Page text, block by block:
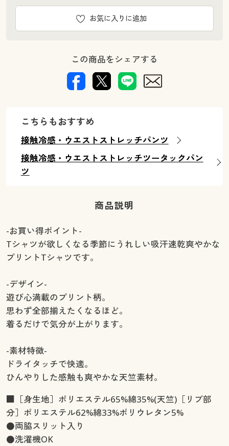
お気に入りに追加
この商品をシェアする
こちらもおすすめ
接触冷感・ウエストストレッチパンツ
接触冷感・ウエストストレッチツータックパン
ツ
商品説明
-お買い得ポイント-
Tシャツが欲しくなる季節にうれしい吸汗速乾爽やかな
プリントTシャツです。
-デザイン-
遊び心満載のプリント柄。
思わず全部揃えたくなるほど。
着るだけで気分が上がります。
-素材特徴-
ドライタッチで快適。
ひんやりした感触も爽やかな天竺素材。
■［身生地］ポリエステル65%綿35%(天竺)［リブ部
分］ポリエステル62%綿33%ポリウレタン5%
●両脇スリット入り
●洗濯機OK